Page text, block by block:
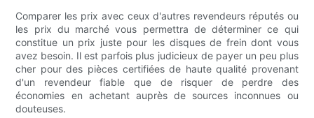
Comparer les prix avec ceux d'autres revendeurs réputés ou
les prix du marché vous permettra de déterminer ce qui
constitue un prix juste pour les disques de frein dont vous
avez besoin. Il est parfois plus judicieux de payer un peu plus
cher pour des pièces certifiées de haute qualité provenant
d'un revendeur fiable que de risquer de perdre des
économies en achetant auprès de sources inconnues ou
douteuses.